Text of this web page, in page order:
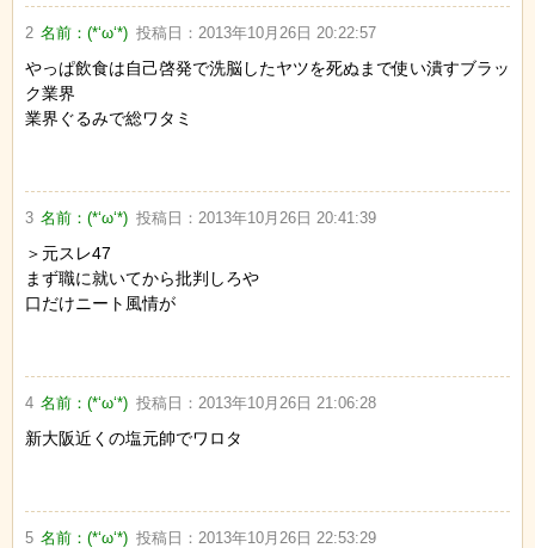
2 名前：(*‘ω‘*) 投稿日： 2013年10月26日 20:22:57
やっぱ飲食は自己啓発で洗脳したヤツを死ぬまで使い潰すブラッ
ク業界
業界ぐるみで総ワタミ
3 名前：(*‘ω‘*) 投稿日： 2013年10月26日 20:41:39
＞元スレ47
まず職に就いてから批判しろや
口だけニート風情が
4 名前：(*‘ω‘*) 投稿日： 2013年10月26日 21:06:28
新大阪近くの塩元帥でワロタ
5 名前：(*‘ω‘*) 投稿日： 2013年10月26日 22:53:29